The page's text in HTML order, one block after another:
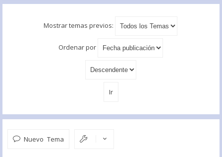
Mostrar temas previos:
Ordenar por
Nuevo Tema